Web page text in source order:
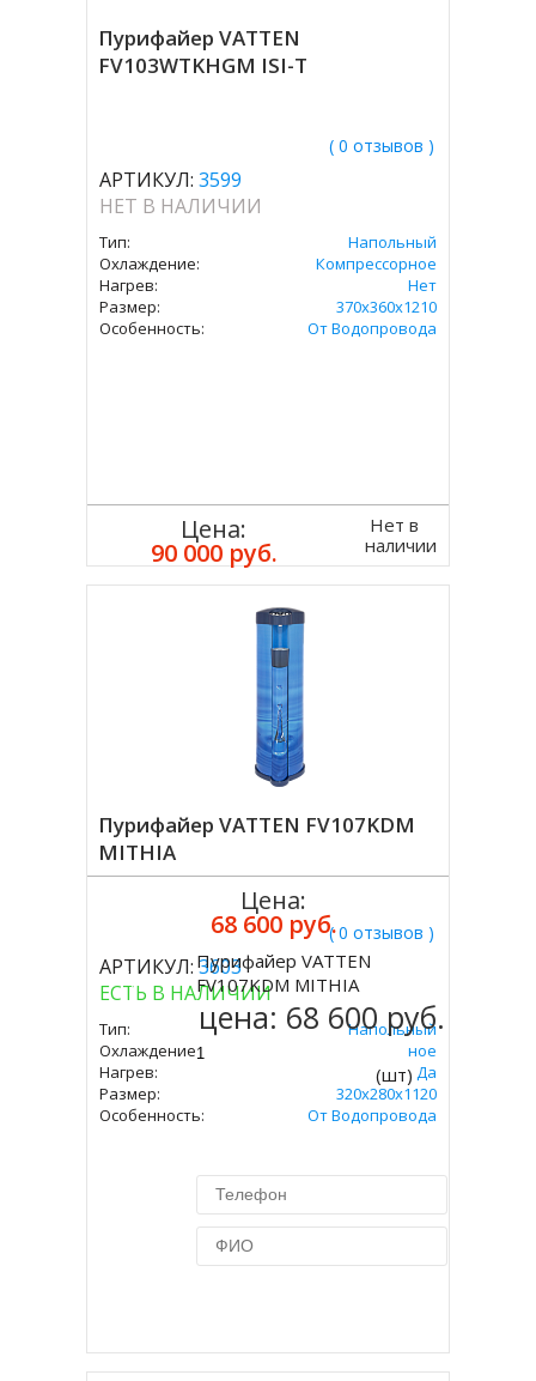
Пурифайер VATTEN
FV103WTKHGM ISI-T
( 0 отзывов )
АРТИКУЛ: 3599
НЕТ В НАЛИЧИИ
Тип:
Напольный
Охлаждение:
Компрессорное
Нагрев:
Нет
Размер:
370х360х1210
Особенность:
От Водопровода
Цена:
90 000 руб.
Нет в
наличии
Пурифайер VATTEN FV107KDM
MITHIA
( 0 отзывов )
АРТИКУЛ:3603
ЕСТЬ В НАЛИЧИИ
Тип:
Напольный
Охлаждение:
Компрессорное
Нагрев:
Да
Размер:
320х280х1120
Особенность:
От Водопровода
Цена:
68 600 руб.
Купить
Пурифайер VATTEN
FV107KDM MITHIA
цена: 68 600 руб.
(шт)